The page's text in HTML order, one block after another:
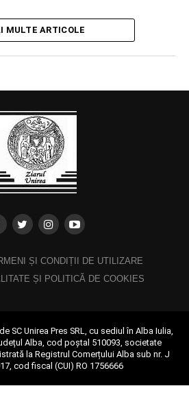
MULTE ARTICOLE
ȘI CONDIȚII DE UTILIZARE
ȘI POLITICĂ DE COOKIES
SC Unirea Pres SRL, cu sediul în Alba Iulia,
Alba, cod poștal 510093, societate
la Registrul Comerțului Alba sub nr. J
cod fiscal (CUI) RO 1756666